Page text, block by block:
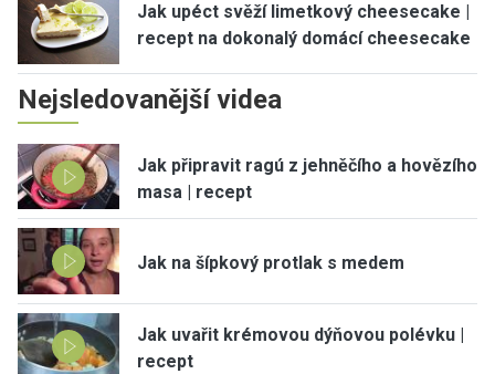
Jak upéct svěží limetkový cheesecake |
recept na dokonalý domácí cheesecake
Nejsledovanější videa
Jak připravit ragú z jehněčího a hovězího
masa | recept
Jak na šípkový protlak s medem
Jak uvařit krémovou dýňovou polévku |
recept